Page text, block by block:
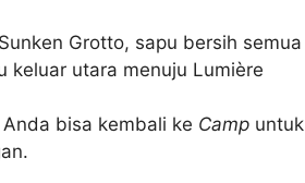
Grotto, sapu bersih semua
keluar utara menuju Lumière
bisa kembali ke Camp untuk